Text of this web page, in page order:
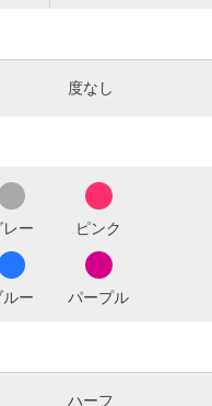
度なし
レー ピンク
ルー パープル
ハーフ